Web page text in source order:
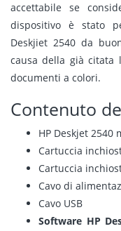
accettabile se
dispositivo è stato
Deskjiet 2540 da
causa della già citata
documenti a colori.
Contenuto
HP Deskjet 2540
Cartuccia
Cartuccia
Cavo di
Cavo USB
Software HP